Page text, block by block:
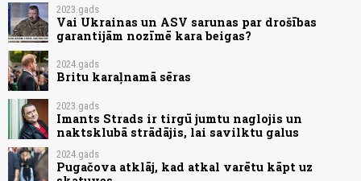
2023.gads
Vai Ukrainas un ASV sarunas par drošības
garantijām nozīmē kara beigas?
2024.gads
Britu karaļnamā sēras
2023.gads
Imants Strads ir tirgū jumtu naglojis un
naktsklubā strādājis, lai savilktu galus
2024.gads
Pugačova atklāj, kad atkal varētu kāpt uz